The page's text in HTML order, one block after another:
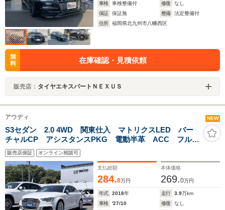
車検
車検整備付 修復
なし
保証
保証無 整備
法定整備付
住所
福岡県北九州市八幡西区
無
料
在庫確認・見積依頼
販売店： タイヤエキスパートＮＥＸＵＳ
アウディ NEW
S3セダン 2.0 4WD 関東仕入 マトリクスLED バー
チャルCP アシスタンスPKG 電動半革 ACC フルセ
グナビ 純正18AW バックカメラ クリアランスソナ
ー シートヒーター レッドブレーキキャリパー アド
バンスドキー ETC
販売店保証 オンライン相談可
支払総額
284.8万円
本体価格
269.0万円
年式 2018年 走行 3.9万km
車検
'27/10 修復
なし